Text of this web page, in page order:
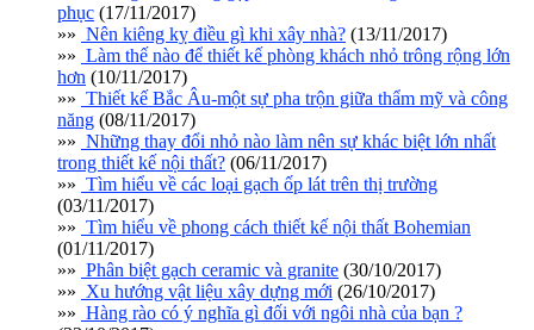
phục (17/11/2017)
»» Nên kiêng kỵ điều gì khi xây nhà? (13/11/2017)
»» Làm thế nào để thiết kế phòng khách nhỏ trông rộng lớn
hơn (10/11/2017)
»» Thiết kế Bắc Âu-một sự pha trộn giữa thẩm mỹ và công
năng (08/11/2017)
»» Những thay đổi nhỏ nào làm nên sự khác biệt lớn nhất
trong thiết kế nội thất? (06/11/2017)
»» Tìm hiểu về các loại gạch ốp lát trên thị trường
(03/11/2017)
»» Tìm hiểu về phong cách thiết kế nội thất Bohemian
(01/11/2017)
»» Phân biệt gạch ceramic và granite (30/10/2017)
»» Xu hướng vật liệu xây dựng mới (26/10/2017)
»» Hàng rào có ý nghĩa gì đối với ngôi nhà của bạn ?